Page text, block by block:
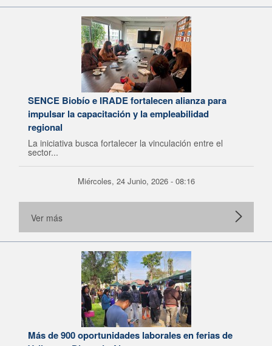
SENCE Biobío e IRADE fortalecen alianza para
impulsar la capacitación y la empleabilidad
regional
La iniciativa busca fortalecer la vinculación entre el
sector...
Miércoles, 24 Junio, 2026 - 08:16
Ver más
Más de 900 oportunidades laborales en ferias de